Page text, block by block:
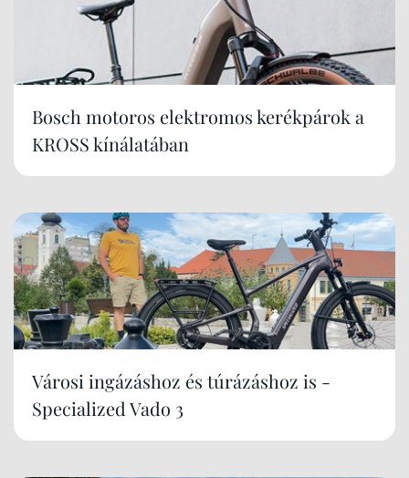
Bosch motoros elektromos kerékpárok a
KROSS kínálatában
Városi ingázáshoz és túrázáshoz is -
Specialized Vado 3